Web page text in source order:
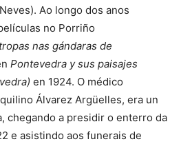
Ao longo dos anos
no Porriño
nas gándaras de
Pontevedra y sus paisajes
en 1924. O médico
Álvarez Argüelles, era un
chegando a presidir o enterro da
e asistindo aos funerais de